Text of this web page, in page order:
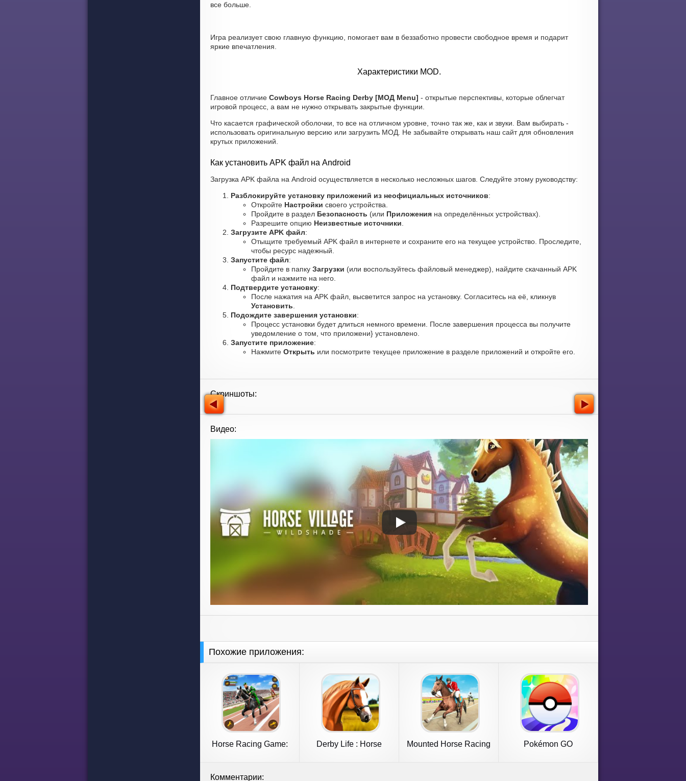
все больше.
Игра реализует свою главную функцию, помогает вам в беззаботно провести свободное время и подарит
яркие впечатления.
Характеристики MOD.
Главное отличие Cowboys Horse Racing Derby [МОД Menu] - открытые перспективы, которые облегчат
игровой процесс, а вам не нужно открывать закрытые функции.
Что касается графической оболочки, то все на отличном уровне, точно так же, как и звуки. Вам выбирать -
использовать оригинальную версию или загрузить МОД. Не забывайте открывать наш сайт для обновления
крутых приложений.
Как установить APK файл на Android
Загрузка APK файла на Android осуществляется в несколько несложных шагов. Следуйте этому руководству:
Разблокируйте установку приложений из неофициальных источников:
Откройте Настройки своего устройства.
Пройдите в раздел Безопасность (или Приложения на определённых устройствах).
Разрешите опцию Неизвестные источники
Загрузите APK файл:
Отыщите требуемый APK файл в интернете и сохраните его на текущее устройство. Проследите,
чтобы ресурс надежный.
Запустите файл:
Пройдите в папку Загрузки (или воспользуйтесь файловый менеджер), найдите скачанный APK
файл и нажмите на него.
Подтвердите установку:
После нажатия на APK файл, высветится запрос на установку. Согласитесь на её, кликнув
Установить
Подождите завершения установки:
Процесс установки будет длиться немного времени. После завершения процесса вы получите
уведомление о том, что приложени} установлено.
Запустите приложение:
Нажмите Открыть или посмотрите текущее приложение в разделе приложений и откройте его.
Скриншоты:
Видео:
Похожие приложения:
Horse Racing Game:
Derby Life : Horse
Mounted Horse Racing
Pokémon GO
Комментарии: